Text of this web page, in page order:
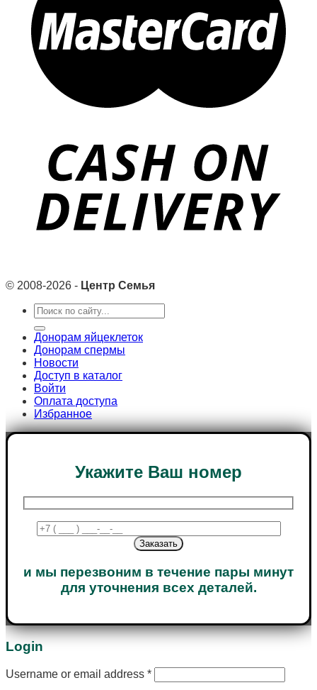
© 2008-2026 - Центр Семья
Search
for:
Донорам яйцеклеток
Донорам спермы
Новости
Доступ в каталог
Войти
Оплата доступа
Избранное
Укажите Ваш номер
и мы перезвоним в течение пары минут
для уточнения всех деталей.
Login
Username or email address *